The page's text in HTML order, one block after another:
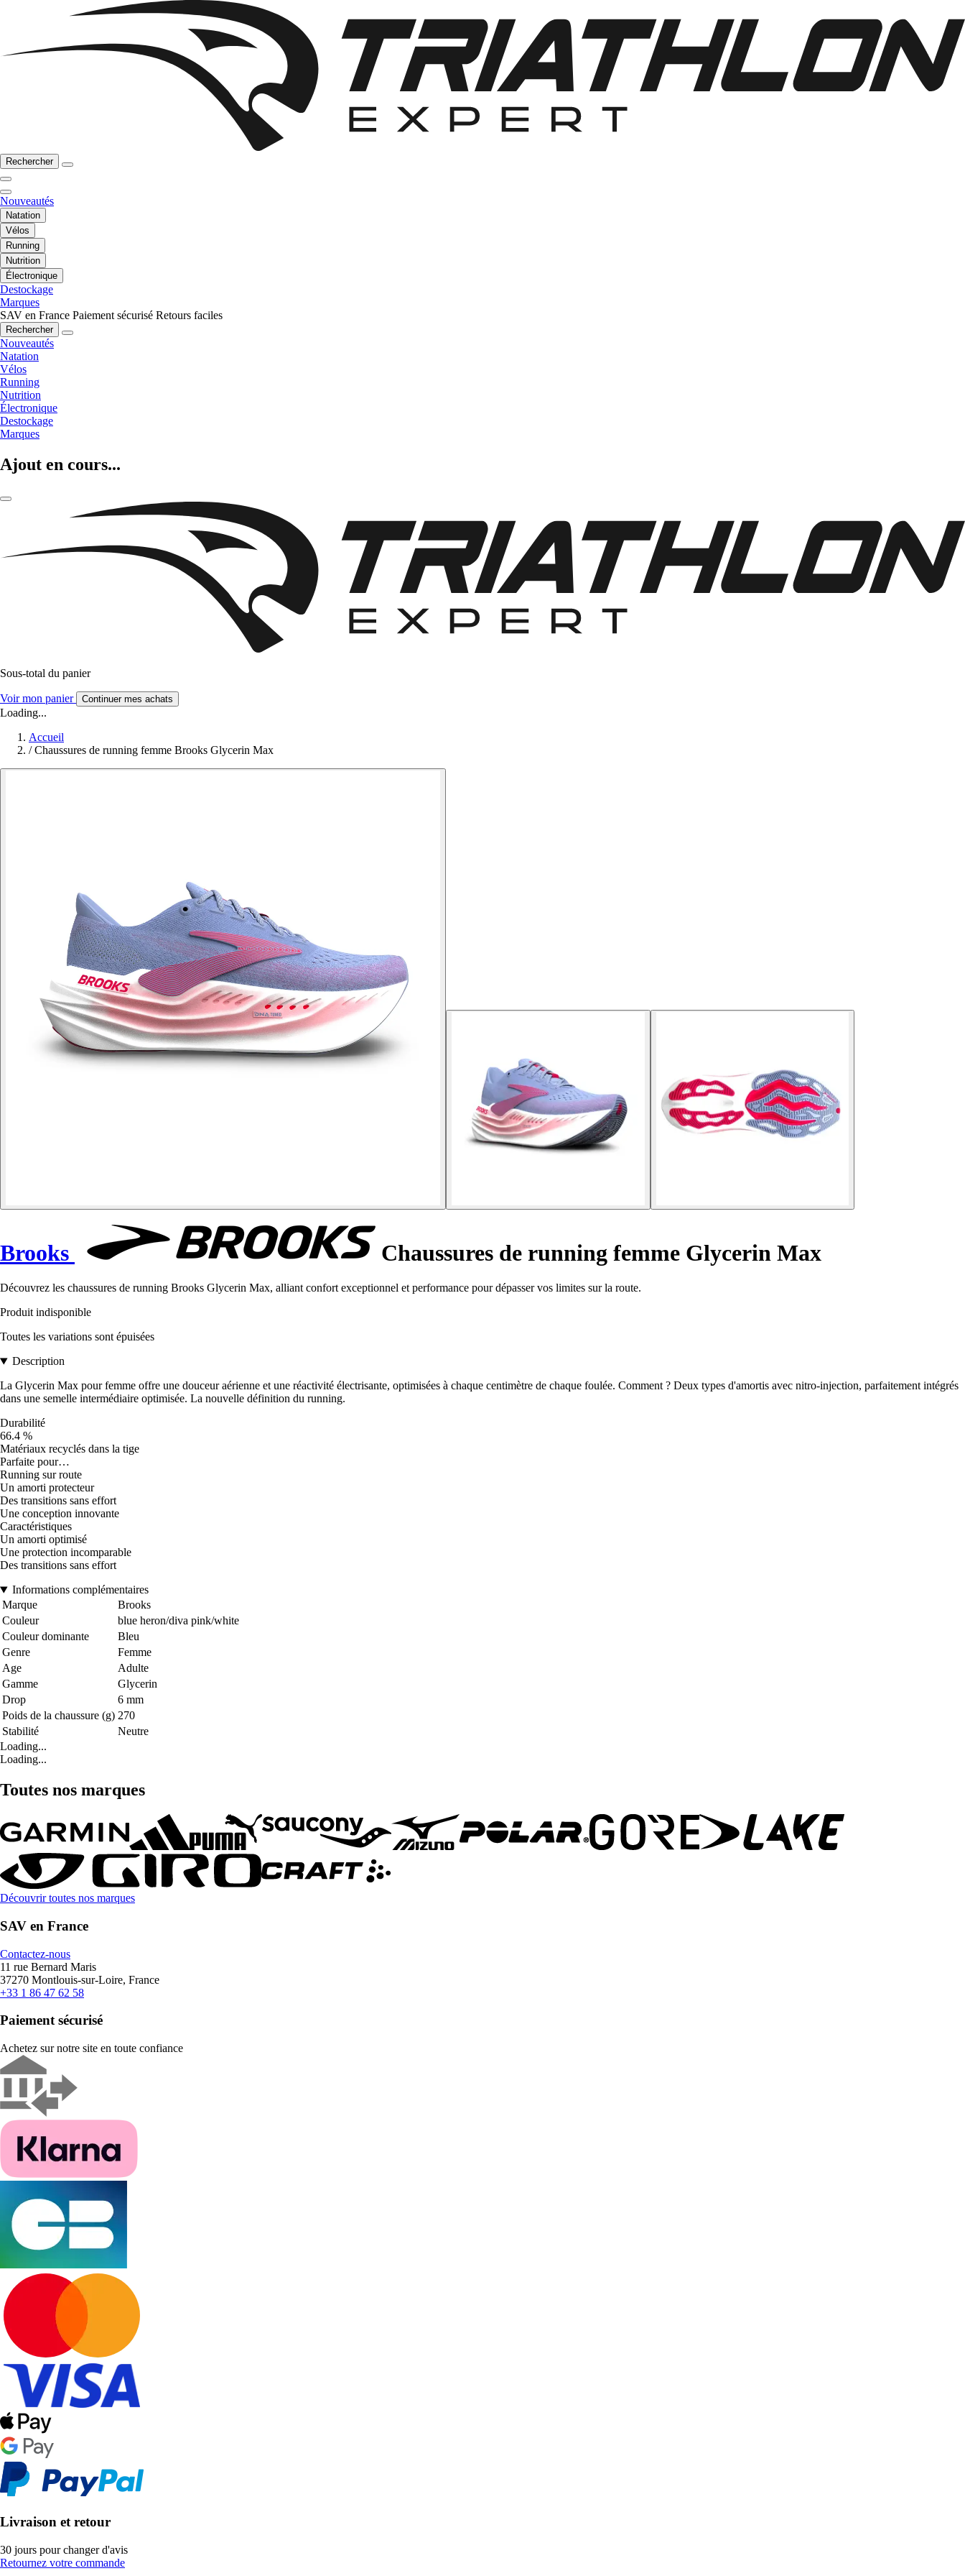
Rechercher
Nouveautés
Natation
Vélos
Running
Nutrition
Électronique
Destockage
Marques
SAV en France Paiement sécurisé Retours faciles
Rechercher
Nouveautés
Natation
Vélos
Running
Nutrition
Électronique
Destockage
Marques
Ajout en cours...
Sous-total du panier
Voir mon panier Continuer mes achats
Loading...
Accueil
/ Chaussures de running femme Brooks Glycerin Max
Brooks Chaussures de running femme Glycerin Max
Découvrez les chaussures de running Brooks Glycerin Max, alliant confort exceptionnel et performance pour dépasser vos limites sur la route.
Produit indisponible
Toutes les variations sont épuisées
Description
La Glycerin Max pour femme offre une douceur aérienne et une réactivité électrisante, optimisées à chaque centimètre de chaque foulée. Comment ? Deux types d'amortis avec nitro-injection, parfaitement intégrés
dans une semelle intermédiaire optimisée. La nouvelle définition du running.
Durabilité
66.4 %
Matériaux recyclés dans la tige
Parfaite pour…
Running sur route
Un amorti protecteur
Des transitions sans effort
Une conception innovante
Caractéristiques
Un amorti optimisé
Une protection incomparable
Des transitions sans effort
Informations complémentaires
Marque
Brooks
Couleur
blue heron/diva pink/white
Couleur dominante
Bleu
Genre
Femme
Age
Adulte
Gamme
Glycerin
Drop
6 mm
Poids de la chaussure (g) 270
Stabilité
Neutre
Loading...
Loading...
Toutes nos marques
Découvrir toutes nos marques
SAV en France
Contactez-nous
11 rue Bernard Maris
37270 Montlouis-sur-Loire, France
+33 1 86 47 62 58
Paiement sécurisé
Achetez sur notre site en toute confiance
Livraison et retour
30 jours pour changer d'avis
Retournez votre commande